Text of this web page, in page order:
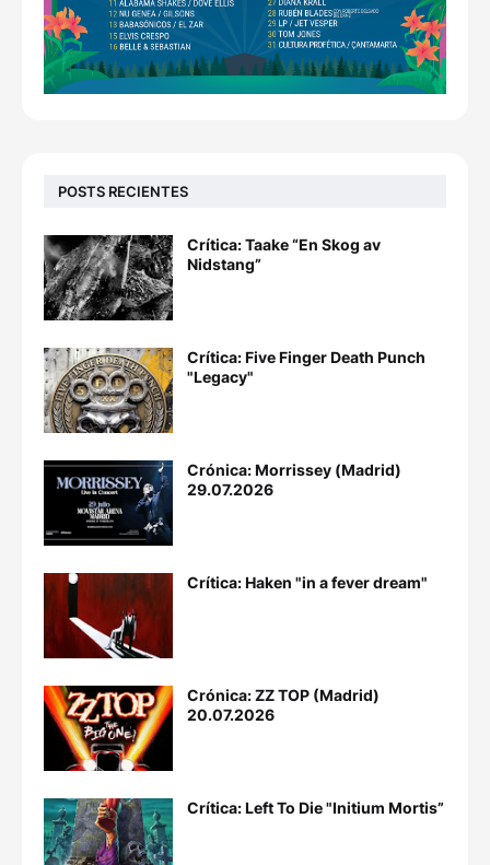
POSTS RECIENTES
Crítica: Taake “En Skog av
Nidstang”
Crítica: Five Finger Death Punch
"Legacy"
Crónica: Morrissey (Madrid)
29.07.2026
Crítica: Haken "in a fever dream"
Crónica: ZZ TOP (Madrid)
20.07.2026
Crítica: Left To Die "Initium Mortis”